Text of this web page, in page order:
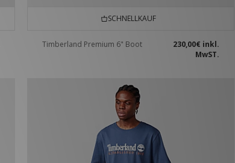
SCHNELLKAUF
Timberland Premium 6" Boot 230,00€ inkl.
MwST.